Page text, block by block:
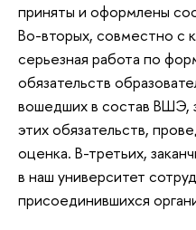
приняты и оформлены
Во-вторых, совместно с
серьезная работа по
обязательств
вошедших в состав ВШЭ,
этих обязательств,
оценка. В-третьих,
в наш университет
присоединившихся